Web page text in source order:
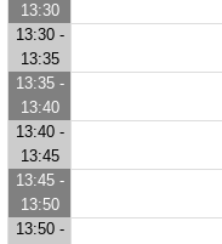
13:30
13:30 -
13:35
13:35 -
13:40
13:40 -
13:45
13:45 -
13:50
13:50 -